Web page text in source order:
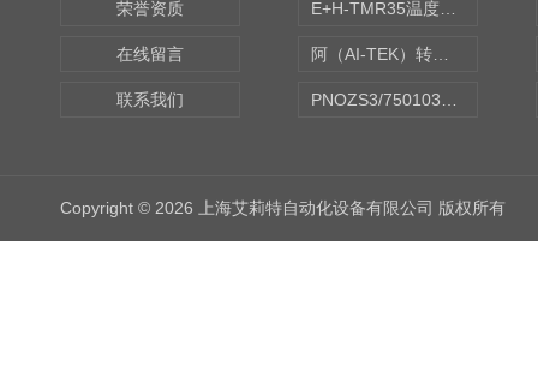
荣誉资质
在线留言
联系我们
Copyright © 2026 上海艾莉特自动化设备有限公司 版权所有